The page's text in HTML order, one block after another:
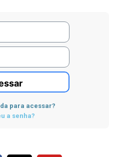
para acessar?
a senha?